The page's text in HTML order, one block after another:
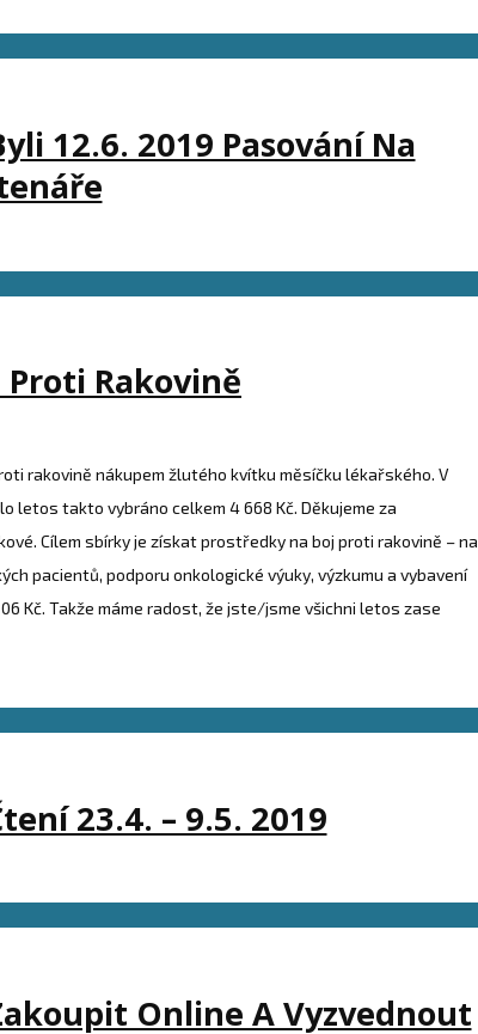
12.6. 2019 Pasování Na
Proti Rakovině
rakovině nákupem žlutého kvítku měsíčku lékařského. V
letos takto vybráno celkem 4 668 Kč. Děkujeme za
Cílem sbírky je získat prostředky na boj proti rakovině – na
pacientů, podporu onkologické výuky, výzkumu a vybavení
Kč. Takže máme radost, že jste/jsme všichni letos zase
23.4. – 9.5. 2019
Online A Vyzvednout